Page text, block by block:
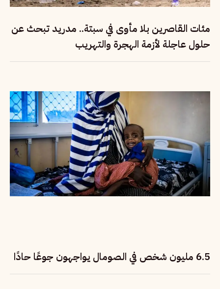
مئات القاصرين بلا مأوى في سبتة.. مدريد تبحث عن
حلول عاجلة لأزمة الهجرة والتهريب
6.5 مليون شخص في الصومال يواجهون جوعًا حادًا